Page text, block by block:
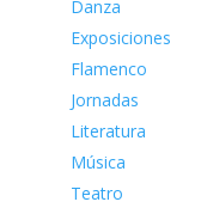
Danza
Exposiciones
Flamenco
Jornadas
Literatura
Música
Teatro